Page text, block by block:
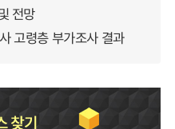
전망
고령층 부가조사 결과